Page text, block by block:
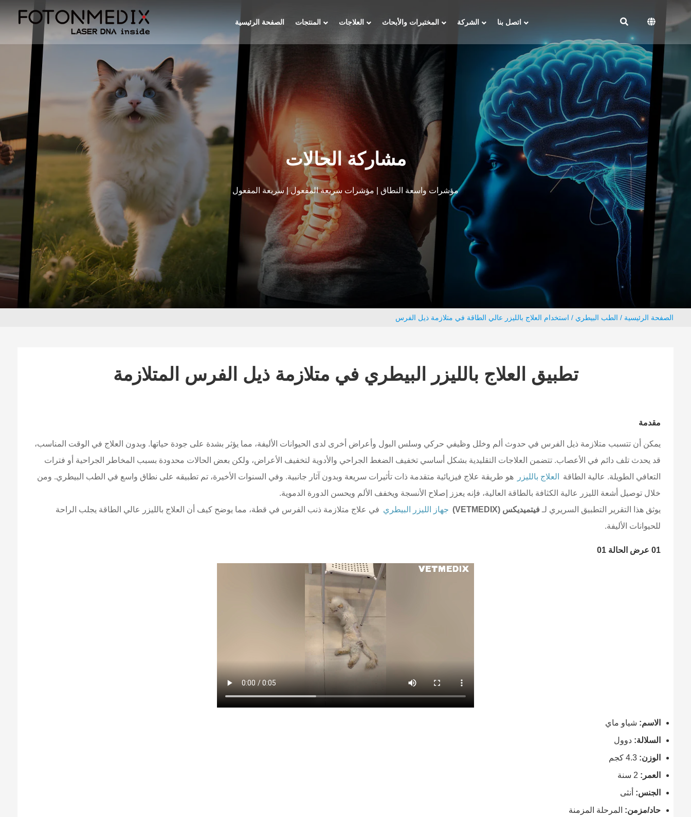
الصفحة الرئيسية المنتجات العلاجات المختبرات والأبحاث الشركة اتصل بنا
مشاركة الحالات
مؤشرات واسعة النطاق | مؤشرات سريعة المفعول | سريعة المفعول
الصفحة الرئيسية / الطب البيطري / استخدام العلاج بالليزر عالي الطاقة في متلازمة ذيل الفرس
تطبيق العلاج بالليزر البيطري في متلازمة ذيل الفرس المتلازمة
مقدمة
يمكن أن تتسبب متلازمة ذيل الفرس في حدوث ألم وخلل وظيفي حركي وسلس البول وأعراض أخرى لدى الحيوانات الأليفة، مما يؤثر بشدة على جودة حياتها. وبدون العلاج في الوقت المناسب،
قد يحدث تلف دائم في الأعصاب. تتضمن العلاجات التقليدية بشكل أساسي تخفيف الضغط الجراحي والأدوية لتخفيف الأعراض، ولكن بعض الحالات محدودة بسبب المخاطر الجراحية أو فترات
التعافي الطويلة. عالية الطاقة
العلاج بالليزر
هو طريقة علاج فيزيائية متقدمة ذات تأثيرات سريعة وبدون آثار جانبية. وفي السنوات الأخيرة، تم تطبيقه على نطاق واسع في الطب البيطري. ومن
خلال توصيل أشعة الليزر عالية الكثافة بالطاقة العالية، فإنه يعزز إصلاح الأنسجة ويخفف الألم ويحسن الدورة الدموية.
يوثق هذا التقرير التطبيق السريري لـ فيتميديكس (VETMEDIX) جهاز الليزر البيطري في علاج متلازمة ذنب الفرس في قطة، مما يوضح كيف أن العلاج بالليزر عالي الطاقة يجلب الراحة
للحيوانات الأليفة.
01 عرض الحالة 01
الاسم: شياو ماي
السلالة: دوول
الوزن: 4.3 كجم
العمر:
الجنس: أنثى
حاد/مزمن: المرحلة المزمنة